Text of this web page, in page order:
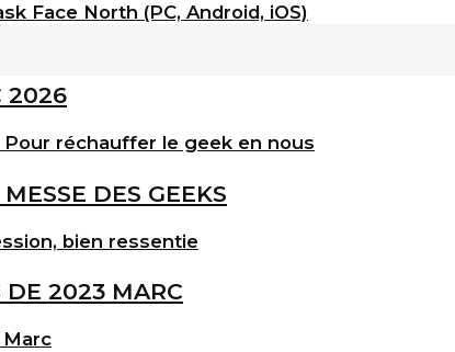
Face North (PC, Android, iOS)
Pour réchauffer le geek en nous
bien ressentie